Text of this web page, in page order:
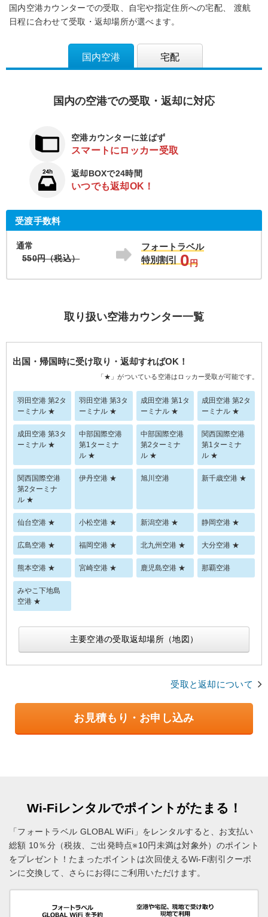
国内空港カウンターでの受取、自宅や指定住所への宅配、
渡航
日程に合わせて受取・返却場所が選べます。
国内空港 宅配
国内の空港での受取・返却に対応
空港カウンターに並ばず
スマートにロッカー受取
返却BOXで24時間
いつでも返却OK！
受渡手数料
通常
550円（税込）
フォートラベル
特別割引
0円
取り扱い空港カウンター一覧
出国・帰国時に受け取り・返却すればOK！
「★」がついている空港はロッカー受取が可能です。
羽田空港 第2タ
ーミナル ★
羽田空港 第3タ
ーミナル ★
成田空港 第1タ
ーミナル ★
成田空港 第2タ
ーミナル ★
成田空港 第3タ
ーミナル ★
中部国際空港
第1ターミナ
ル ★
中部国際空港
第2ターミナ
ル ★
関西国際空港
第1ターミナ
ル ★
関西国際空港
第2ターミナ
ル ★
伊丹空港 ★ 旭川空港 新千歳空港 ★
仙台空港 ★ 小松空港 ★ 新潟空港 ★ 静岡空港 ★
広島空港 ★ 福岡空港 ★ 北九州空港 ★ 大分空港 ★
熊本空港 ★ 宮崎空港 ★ 鹿児島空港 ★ 那覇空港
みやこ下地島
空港 ★
主要空港の受取返却場所（地図）
受取と返却について
お見積もり・お申し込み
Wi-Fiレンタルでポイントがたまる！
「フォートラベル GLOBAL WiFi」をレンタルすると、お支払い
総額 10％分（税抜、ご出発時点※10円未満は対象外）のポイント
をプレゼント！ たまったポイントは次回使えるWi-Fi割引クーポ
ンに交換して、さらにお得にご利用いただけます。